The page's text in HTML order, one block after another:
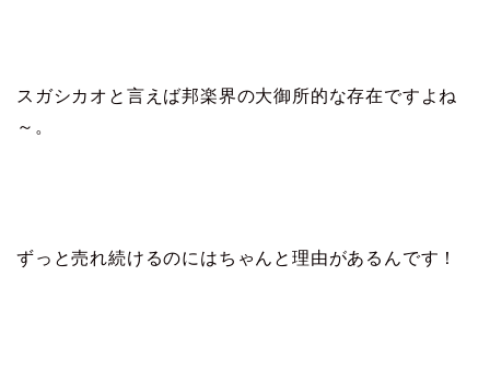
スガシカオと言えば邦楽界の大御所的な存在ですよね
～。
ずっと売れ続けるのにはちゃんと理由があるんです！